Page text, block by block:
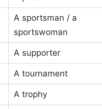
A sportsman / a
sportswoman
A supporter
A tournament
A trophy